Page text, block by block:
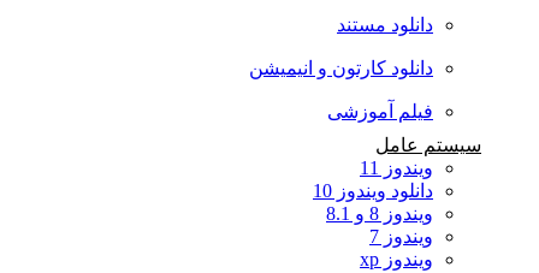
دانلود مستند
دانلود کارتون و انیمیشن
فیلم آموزشی
سیستم عامل
ویندوز 11
دانلود ویندوز 10
ویندوز 8 و 8.1
ویندوز 7
ویندوز xp